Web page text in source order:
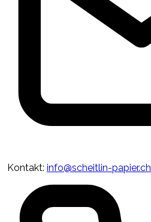
Kontakt: info@scheitlin-papier.ch